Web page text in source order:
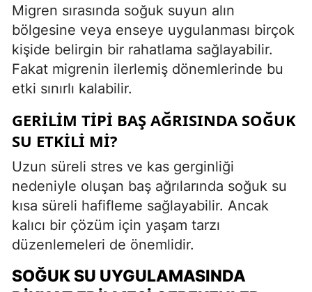
Migren sırasında soğuk suyun alın
bölgesine veya enseye uygulanması birçok
kişide belirgin bir rahatlama sağlayabilir.
Fakat migrenin ilerlemiş dönemlerinde bu
etki sınırlı kalabilir.
GERILIM TIPI BAŞ AĞRISINDA SOĞUK
SU ETKILI MI?
Uzun süreli stres ve kas gerginliği
nedeniyle oluşan baş ağrılarında soğuk su
kısa süreli hafifleme sağlayabilir. Ancak
kalıcı bir çözüm için yaşam tarzı
düzenlemeleri de önemlidir.
SOĞUK SU UYGULAMASINDA